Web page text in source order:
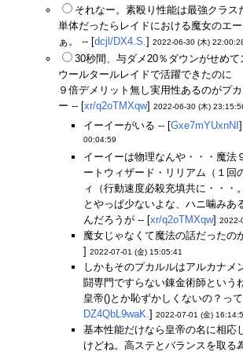
それなー。素殴り性能は最強クラス
単体だったらレイドにおける魔女のエ
ぁ。 -- [dcjl/DX4.S. ] 2022-06-30 (木)
30秒間、与ダメ20％ダウンがせめて
ウールタールレイドで活躍できたのに
９倍デメリット無し実用性あるのがプ
ー -- [xr/q2oTMXqw] 2022-06-30 (木)
イーイーがいる -- [Gxe7mYUxnNI]
00:04:59
イーイーは物理なんや・・・魔法
ートウィザード・リリアム（１回
ィ（行動速度必殺充填共に・・・
とやっぱ少ないよな、ハニ噛みあ
んだろうが -- [xr/q2oTMXqw] 2022-
魔女じゃなくて魔法の話だったの
] 2022-07-01 (金) 15:05:41
しかもそのプカルルはアルカナメ
闘専門ですらない錬金術師という
皇帝()とか恥ずかしくないの？っ
DZ4QbL9waK. ] 2022-07-01 (金)
基本性能だけなら皇帝の名に相応
けどね。高ステとバランスを取る